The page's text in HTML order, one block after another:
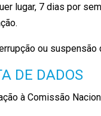
lugar, 7 dias por
ou
DE DADOS
à Comissão